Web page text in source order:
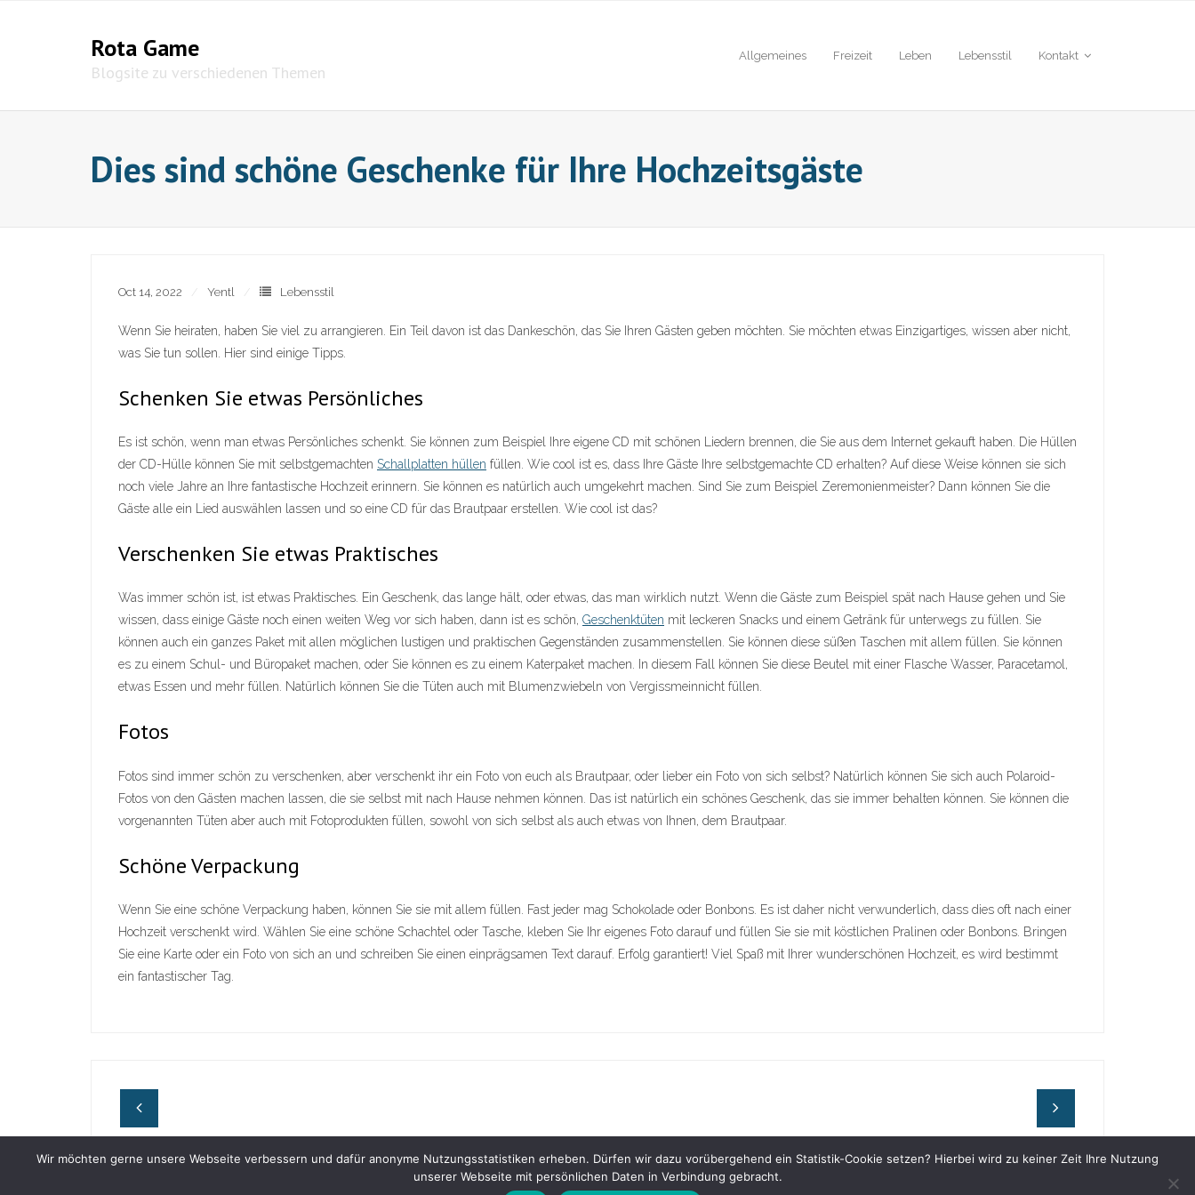
Rota Game
Blogsite zu verschiedenen Themen
Allgemeines Freizeit Leben Lebensstil Kontakt
Dies sind schöne Geschenke für Ihre Hochzeitsgäste
Oct 14, 2022 Yentl Lebensstil
Wenn Sie heiraten, haben Sie viel zu arrangieren. Ein Teil davon ist das Dankeschön, das Sie Ihren Gästen geben möchten. Sie möchten etwas Einzigartiges, wissen aber nicht,
was Sie tun sollen. Hier sind einige Tipps.
Schenken Sie etwas Persönliches
Es ist schön, wenn man etwas Persönliches schenkt. Sie können zum Beispiel Ihre eigene CD mit schönen Liedern brennen, die Sie aus dem Internet gekauft haben. Die Hüllen
der CD-Hülle können Sie mit selbstgemachten Schallplatten hüllen füllen. Wie cool ist es, dass Ihre Gäste Ihre selbstgemachte CD erhalten? Auf diese Weise können sie sich
noch viele Jahre an Ihre fantastische Hochzeit erinnern. Sie können es natürlich auch umgekehrt machen. Sind Sie zum Beispiel Zeremonienmeister? Dann können Sie die
Gäste alle ein Lied auswählen lassen und so eine CD für das Brautpaar erstellen. Wie cool ist das?
Verschenken Sie etwas Praktisches
Was immer schön ist, ist etwas Praktisches. Ein Geschenk, das lange hält, oder etwas, das man wirklich nutzt. Wenn die Gäste zum Beispiel spät nach Hause gehen und Sie
wissen, dass einige Gäste noch einen weiten Weg vor sich haben, dann ist es schön, Geschenktüten mit leckeren Snacks und einem Getränk für unterwegs zu füllen. Sie
können auch ein ganzes Paket mit allen möglichen lustigen und praktischen Gegenständen zusammenstellen. Sie können diese süßen Taschen mit allem füllen. Sie können
es zu einem Schul- und Büropaket machen, oder Sie können es zu einem Katerpaket machen. In diesem Fall können Sie diese Beutel mit einer Flasche Wasser, Paracetamol,
etwas Essen und mehr füllen. Natürlich können Sie die Tüten auch mit Blumenzwiebeln von Vergissmeinnicht füllen.
Fotos
Fotos sind immer schön zu verschenken, aber verschenkt ihr ein Foto von euch als Brautpaar, oder lieber ein Foto von sich selbst? Natürlich können Sie sich auch Polaroid-
Fotos von den Gästen machen lassen, die sie selbst mit nach Hause nehmen können. Das ist natürlich ein schönes Geschenk, das sie immer behalten können. Sie können die
vorgenannten Tüten aber auch mit Fotoprodukten füllen, sowohl von sich selbst als auch etwas von Ihnen, dem Brautpaar.
Schöne Verpackung
Wenn Sie eine schöne Verpackung haben, können Sie sie mit allem füllen. Fast jeder mag Schokolade oder Bonbons. Es ist daher nicht verwunderlich, dass dies oft nach einer
Hochzeit verschenkt wird. Wählen Sie eine schöne Schachtel oder Tasche, kleben Sie Ihr eigenes Foto darauf und füllen Sie sie mit köstlichen Pralinen oder Bonbons. Bringen
Sie eine Karte oder ein Foto von sich an und schreiben Sie einen einprägsamen Text darauf. Erfolg garantiert! Viel Spaß mit Ihrer wunderschönen Hochzeit, es wird bestimmt
ein fantastischer Tag.
Wir möchten gerne unsere Webseite verbessern und dafür anonyme Nutzungsstatistiken erheben. Dürfen wir dazu vorübergehend ein Statistik-Cookie setzen? Hierbei wird zu keiner Zeit Ihre Nutzung
unserer Webseite mit persönlichen Daten in Verbindung gebracht.